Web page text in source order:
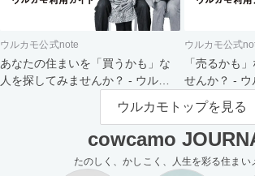
ウルカモ公式note
あなたの住まいを「買うかも」な
人を探してみませんか？ - ウルカ
ウルカモ公式
「売るかも
せんか？ - ウ
主さま向け）
ウルカモトップを見る
cowcamo
たのしく、かしこく、人生を彩る住まい